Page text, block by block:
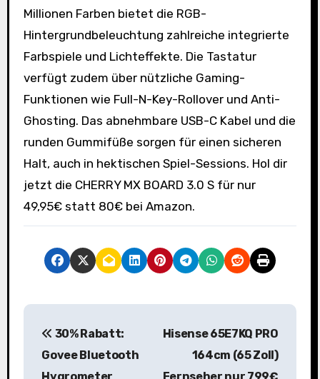
Millionen Farben bietet die RGB-
Hintergrundbeleuchtung zahlreiche integrierte
Farbspiele und Lichteffekte. Die Tastatur
verfügt zudem über nützliche Gaming-
Funktionen wie Full-N-Key-Rollover und Anti-
Ghosting. Das abnehmbare USB-C Kabel und die
runden Gummifüße sorgen für einen sicheren
Halt, auch in hektischen Spiel-Sessions. Hol dir
jetzt die CHERRY MX BOARD 3.0 S für nur
49,95€ statt 80€ bei Amazon.
B
30% Rabatt:
Govee Bluetooth
Hisense 65E7KQ PRO
164cm (65 Zoll)